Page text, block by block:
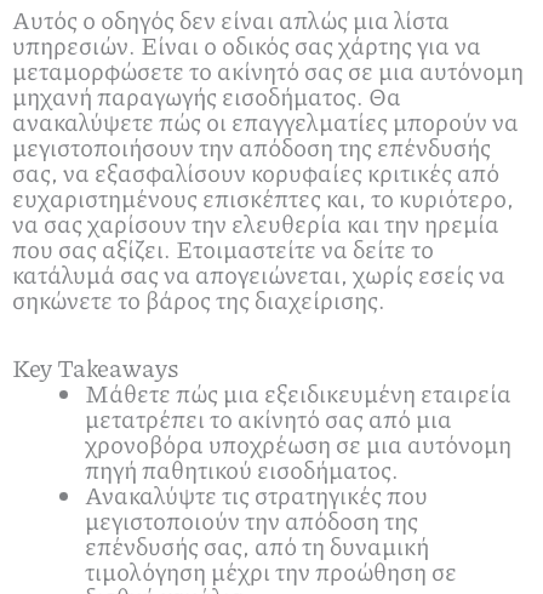
Αυτός ο οδηγός δεν είναι απλώς μια λίστα
υπηρεσιών. Είναι ο οδικός σας χάρτης για να
μεταμορφώσετε το ακίνητό σας σε μια αυτόνομη
μηχανή παραγωγής εισοδήματος. Θα
ανακαλύψετε πώς οι επαγγελματίες μπορούν να
μεγιστοποιήσουν την απόδοση της επένδυσής
σας, να εξασφαλίσουν κορυφαίες κριτικές από
ευχαριστημένους επισκέπτες και, το κυριότερο,
να σας χαρίσουν την ελευθερία και την ηρεμία
που σας αξίζει. Ετοιμαστείτε να δείτε το
κατάλυμά σας να απογειώνεται, χωρίς εσείς να
σηκώνετε το βάρος της διαχείρισης.
Key Takeaways
Μάθετε πώς μια εξειδικευμένη εταιρεία
μετατρέπει το ακίνητό σας από μια
χρονοβόρα υποχρέωση σε μια αυτόνομη
πηγή παθητικού εισοδήματος.
Ανακαλύψτε τις στρατηγικές που
μεγιστοποιούν την απόδοση της
επένδυσής σας, από τη δυναμική
τιμολόγηση μέχρι την προώθηση σε